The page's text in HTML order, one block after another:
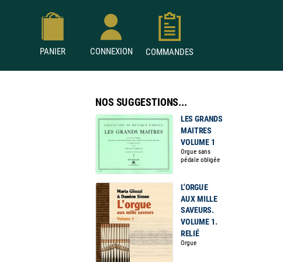
PANIER CONNEXION COMMANDES
NOS SUGGESTIONS...
LES GRANDS
MAITRES
VOLUME 1
Orgue sans
pédale obligée
L'ORGUE
AUX MILLE
SAVEURS.
VOLUME 1.
RELIÉ
Orgue